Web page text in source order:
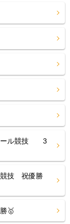
ール競技 3
競技 祝優勝
🥇